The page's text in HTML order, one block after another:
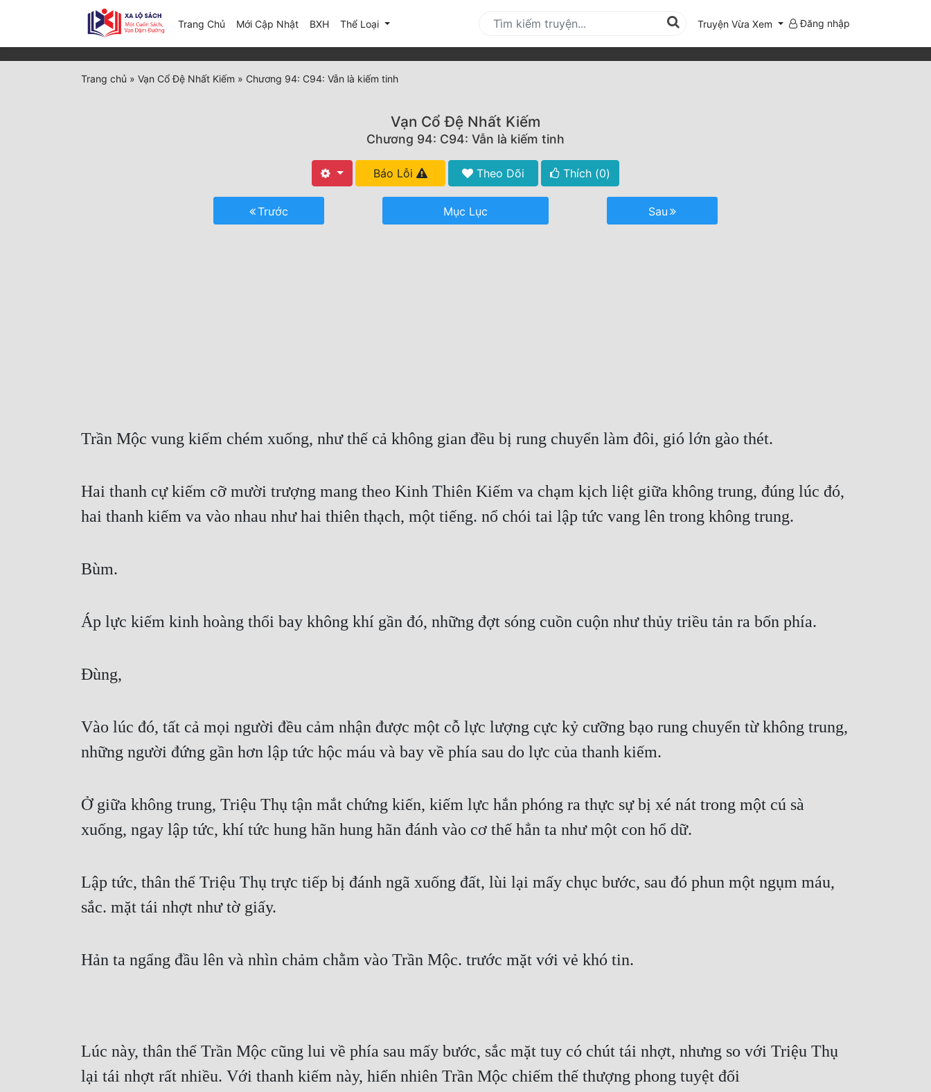
Trang Chủ Mới Cập Nhật(current)
BXH Thể Loại Truyện Vừa Xem Đăng nhập
Trang chủ » Vạn Cổ Đệ Nhất Kiếm » Chương 94: C94: Vẫn là kiếm tinh
Vạn Cổ Đệ Nhất Kiếm
Chương 94: C94: Vẫn là kiếm tinh
Báo Lỗi Theo Dõi Thích (0)
Trước Mục Lục Sau
Trần Mộc vung kiếm chém xuống, như thế cả không gian đều bị rung chuyển làm đôi, gió lớn gào thét.
Hai thanh cự kiếm cỡ mười trượng mang theo Kinh Thiên Kiếm va chạm kịch liệt giữa không trung, đúng lúc đó,
hai thanh kiếm va vào nhau như hai thiên thạch, một tiếng. nổ chói tai lập tức vang lên trong không trung.
Bùm.
Áp lực kiếm kinh hoàng thổi bay không khí gần đó, những đợt sóng cuồn cuộn như thủy triều tản ra bốn phía.
Đùng,
Vào lúc đó, tất cả mọi người đều cảm nhận được một cỗ lực lượng cực kỷ cưỡng bạo rung chuyển từ không trung,
những người đứng gần hơn lập tức hộc máu và bay về phía sau do lực của thanh kiếm.
Ở giữa không trung, Triệu Thụ tận mắt chứng kiến, kiếm lực hắn phóng ra thực sự bị xé nát trong một cú sà
xuống, ngay lập tức, khí tức hung hãn hung hãn đánh vào cơ thế hẳn ta như một con hổ dữ.
Lập tức, thân thể Triệu Thụ trực tiếp bị đánh ngã xuống đất, lùi lại mấy chục bước, sau đó phun một ngụm máu,
sắc. mặt tái nhợt như tờ giấy.
Hản ta ngẩng đầu lên và nhìn chảm chằm vào Trần Mộc. trước mặt với vẻ khó tin.
Lúc này, thân thể Trần Mộc cũng lui về phía sau mấy bước, sắc mặt tuy có chút tái nhợt, nhưng so với Triệu Thụ
lại tái nhợt rất nhiều. Với thanh kiếm này, hiển nhiên Trần Mộc chiếm thế thượng phong tuyệt đối